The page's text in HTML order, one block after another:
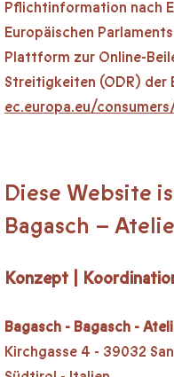
Pflichtinformation nach
Europäischen
Plattform zur Online-
Streitigkeiten (ODR) der
ec.europa.eu/
Diese Website
Bagasch –
Konzept |
Bagasch - Bagasch -
Kirchgasse 4 - 39032